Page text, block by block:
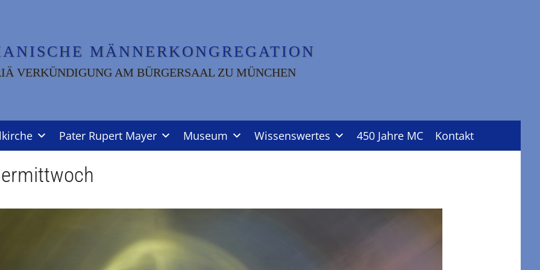
MÄNNERKONGREGATION
VERKÜNDIGUNG AM BÜRGERSAAL ZU MÜNCHEN
Pater Rupert Mayer Museum Wissenswertes 450 Jahre MC Kontakt